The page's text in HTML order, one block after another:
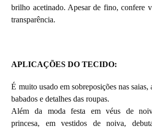
brilho acetinado. Apesar de fino, confere
transparência.
APLICAÇÕES DO TECIDO:
É muito usado em sobreposições nas saias,
babados e detalhes das roupas.
Além da moda festa em véus de
princesa, em vestidos de noiva,